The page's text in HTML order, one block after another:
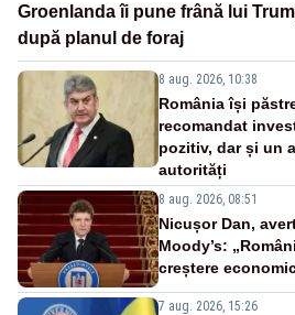
Groenlanda îi pune frână lui
după planul de foraj
8 aug. 2026, 10:38
România își
recomandat
pozitiv, dar și un
autorități
8 aug. 2026, 08:51
Nicușor Dan,
Moody’s:
creștere
7 aug. 2026, 15:26